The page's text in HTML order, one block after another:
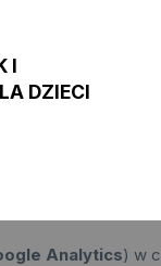
I
DZIECI
Analytics) w